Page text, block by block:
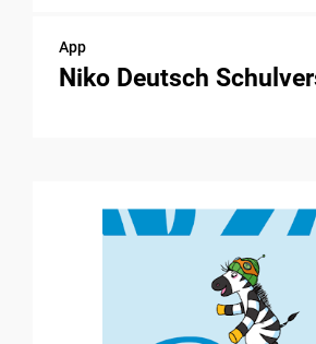
App
Niko Deutsch